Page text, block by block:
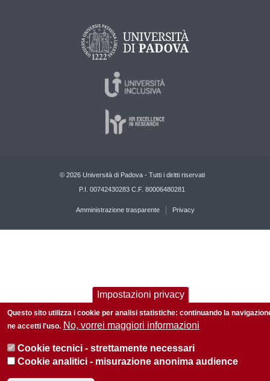
© 2026 Università di Padova - Tutti i diritti riservati
P.I. 00742430283 C.F. 80006480281
Amministrazione trasparente Privacy
Impostazioni privacy
Questo sito utilizza i cookie per analisi statistiche: continuando la
ne accetti l'uso. No, vorrei maggiori informazioni
Cookie tecnici - strettamente necessari
Cookie analitici - misurazione anonima audience